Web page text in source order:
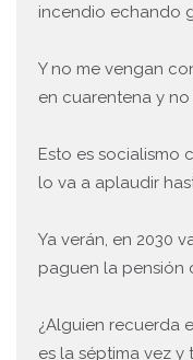
incendio echando
Y no me vengan
en cuarentena y
Esto es socialismo
lo va a aplaudir
Ya verán, en 2030
paguen la pensión
¿Alguien recuerda el
es la séptima vez